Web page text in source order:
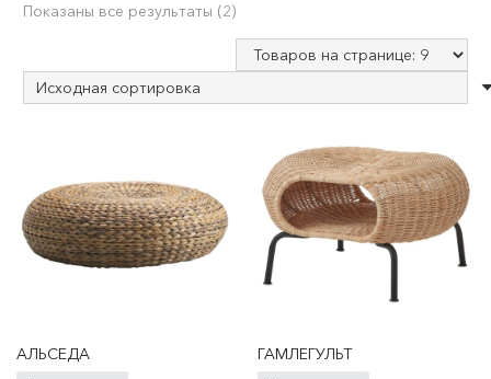
Показаны все результаты (2)
АЛЬСЕДА ГАМЛЕГУЛЬТ